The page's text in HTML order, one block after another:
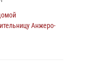
поздравил
штатных
с
Анжеро-